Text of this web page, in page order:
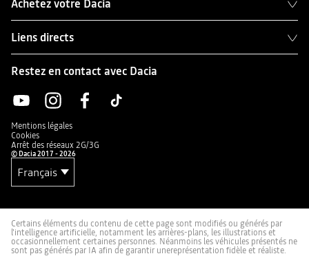
Achetez votre Dacia
Liens directs
Restez en contact avec Dacia
Mentions légales
Cookies
Arrêt des réseaux 2G/3G
© Dacia 2017 - 2026
Certains éléments du contenu de cette page sont modifiés ou générés par
l'intelligence artificielle, notamment les arrières-plans, les illustrations et
occasionnellement certaines personnes. Néanmoins les véhicules présentés ne
sont pas générés par IA afin de garantir unereprésentation fidèle et réaliste.